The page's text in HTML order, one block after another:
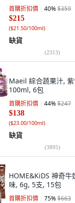
首購折扣價 40%$359
$215
($21.50/100ml)
缺貨
(2313)
Maeil 綜合蔬果汁,
100ml, 6包
首購折扣價 44%$247
$138
($23.00/100ml)
缺貨
(3895)
HOME&KiDS 神奇牛
味, 6g, 5支, 15包
首購折扣價 75%$663